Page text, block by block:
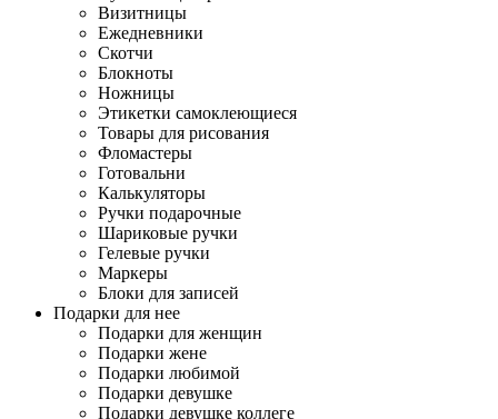
Визитницы
Ежедневники
Скотчи
Блокноты
Ножницы
Этикетки самоклеющиеся
Товары для рисования
Фломастеры
Готовальни
Калькуляторы
Ручки подарочные
Шариковые ручки
Гелевые ручки
Маркеры
Блоки для записей
Подарки для нее
Подарки для женщин
Подарки жене
Подарки любимой
Подарки девушке
Подарки девушке коллеге